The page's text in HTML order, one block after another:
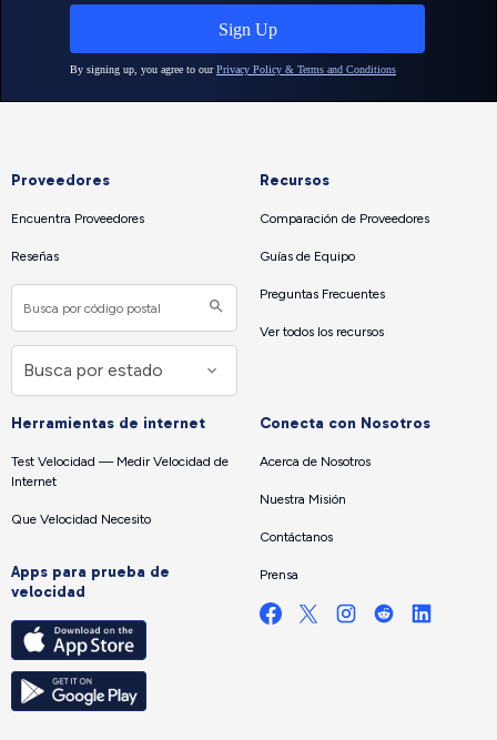
Proveedores
Encuentra Proveedores
Reseñas
Recursos
Comparación de Proveedores
Guías de Equipo
Preguntas Frecuentes
Ver todos los recursos
Herramientas de internet
Test Velocidad — Medir Velocidad de
Internet
Que Velocidad Necesito
Apps para prueba de
velocidad
Conecta con Nosotros
Acerca de Nosotros
Nuestra Misión
Contáctanos
Prensa